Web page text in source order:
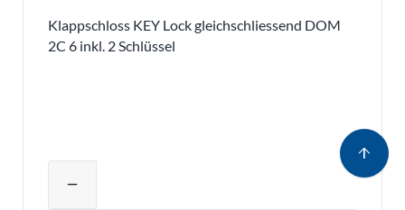
Klappschloss KEY Lock gleichschliessend DOM
2C 6 inkl. 2 Schlüssel
Produktmenge auswählen und in
remove
arrow_upward